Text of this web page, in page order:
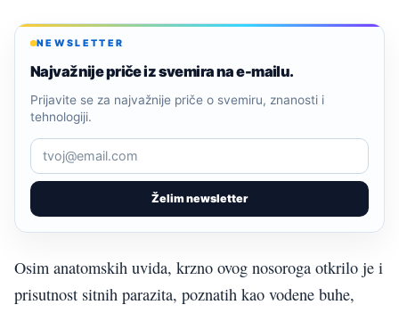
NEWSLETTER
Najvažnije priče iz svemira na e-mailu.
Želim newsletter
Prijavite se za najvažnije priče o svemiru, znanosti i
tehnologiji.
Osim anatomskih uvida, krzno ovog nosoroga otkrilo je i
prisutnost sitnih parazita, poznatih kao vodene buhe,